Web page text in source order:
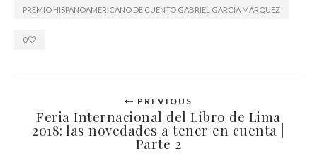
PREMIO HISPANOAMERICANO DE CUENTO GABRIEL GARCÍA MÁRQUEZ
0
PREVIOUS
Feria Internacional del Libro de Lima
2018: las novedades a tener en cuenta |
Parte 2